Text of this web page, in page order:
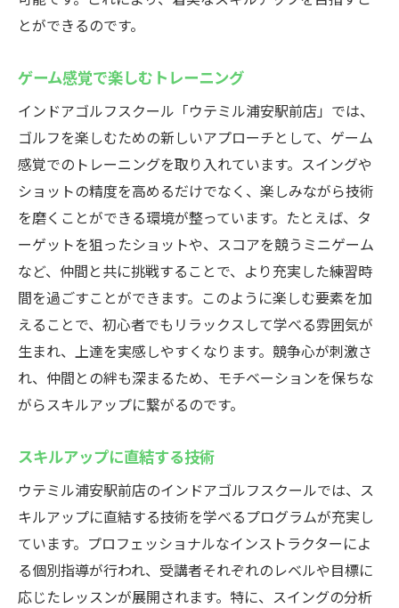
とができるのです。
ゲーム感覚で楽しむトレーニング
インドアゴルフスクール「ウテミル浦安駅前店」では、
ゴルフを楽しむための新しいアプローチとして、ゲーム
感覚でのトレーニングを取り入れています。スイングや
ショットの精度を高めるだけでなく、楽しみながら技術
を磨くことができる環境が整っています。たとえば、タ
ーゲットを狙ったショットや、スコアを競うミニゲーム
など、仲間と共に挑戦することで、より充実した練習時
間を過ごすことができます。このように楽しむ要素を加
えることで、初心者でもリラックスして学べる雰囲気が
生まれ、上達を実感しやすくなります。競争心が刺激さ
れ、仲間との絆も深まるため、モチベーションを保ちな
がらスキルアップに繋がるのです。
スキルアップに直結する技術
ウテミル浦安駅前店のインドアゴルフスクールでは、ス
キルアップに直結する技術を学べるプログラムが充実し
ています。プロフェッショナルなインストラクターによ
る個別指導が行われ、受講者それぞれのレベルや目標に
応じたレッスンが展開されます。特に、スイングの分析